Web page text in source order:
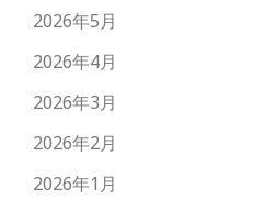
2026年5月
2026年4月
2026年3月
2026年2月
2026年1月